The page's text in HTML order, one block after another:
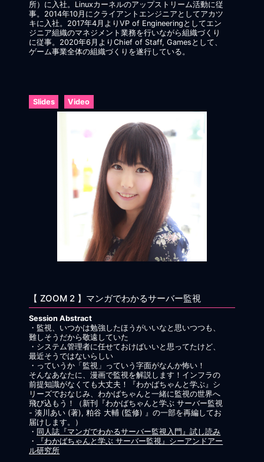
所）に入社。Linuxカーネルのアップストリーム活動に従
事。2014年10月にクライアントエンジニアとしてアカツ
キに入社。2017年4月よりVP of Engineeringとしてエン
ジニア組織のマネジメント業務を行いながら組織づくり
に従事。2020年6月よりChief of Staff, Gamesとして、
ゲーム事業全体の組織づくりを遂行している。
Slides Video
【 ZOOM 2 】マンガでわかるサーバー監視
Session Abstract
・監視、いつかは勉強したほうがいいなと思いつつも、
難しそうだから敬遠していた
・システム管理者に任せておけばいいと思ってたけど、
最近そうではないらしい
・っていうか「監視」っていう字面がなんか怖い！
そんなあなたに、漫画で監視を解説します！インフラの
前提知識がなくても大丈夫！『わかばちゃんと学ぶ』シ
リーズでおなじみ、わかばちゃんと一緒に監視の世界へ
飛び込もう！（新刊『わかばちゃんと学ぶ サーバー監視
- 湊川あい (著), 粕谷 大輔 (監修) 』の一部を再編してお
届けします。）
・ 同人誌『マンガでわかるサーバー監視入門』試し読み
・
『わかばちゃんと学ぶ サーバー監視』シーアンドアー
ル研究所